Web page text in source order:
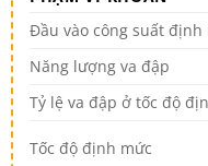
Đầu vào công suất định
Năng lượng va đập
Tỷ lệ va đập ở tốc độ
Tốc độ định mức